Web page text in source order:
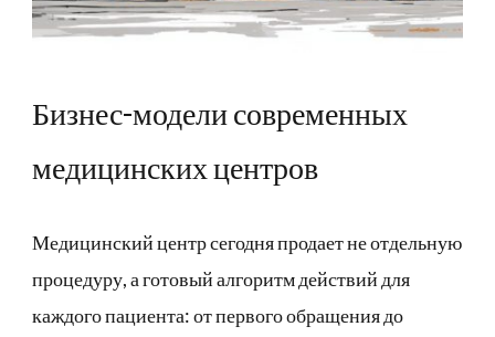
Бизнес-модели современных
медицинских центров
Медицинский центр сегодня продает не отдельную
процедуру, а готовый алгоритм действий для
каждого пациента: от первого обращения до